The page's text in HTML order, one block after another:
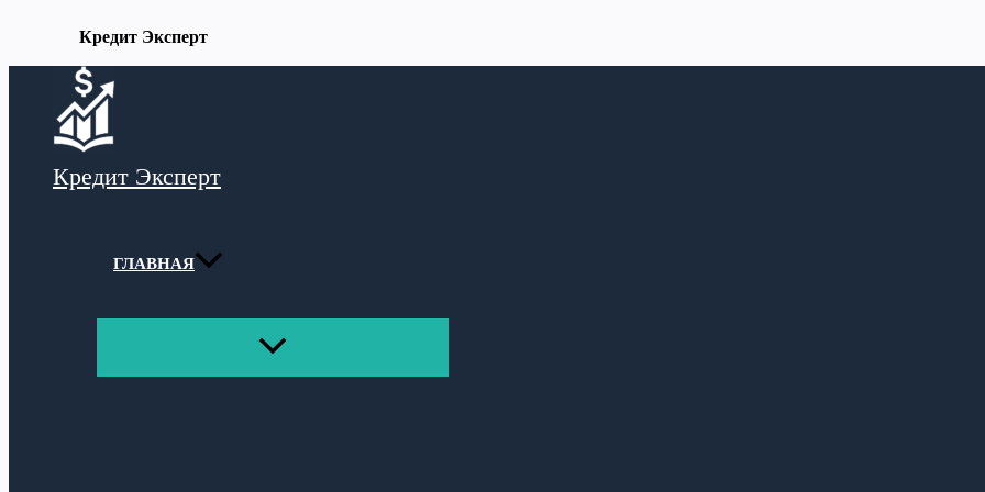
Кредит Эксперт
содержимому
Кредит Эксперт
ГЛАВНАЯ
ПЕРЕКЛЮЧАТЕЛЬ